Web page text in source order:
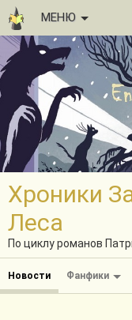
МЕНЮ
Хроники
Леса
По циклу романов
Новости Фанфики